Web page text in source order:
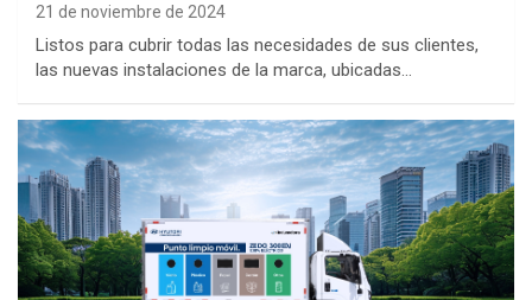
21 de noviembre de 2024
Listos para cubrir todas las necesidades de sus clientes,
las nuevas instalaciones de la marca, ubicadas…